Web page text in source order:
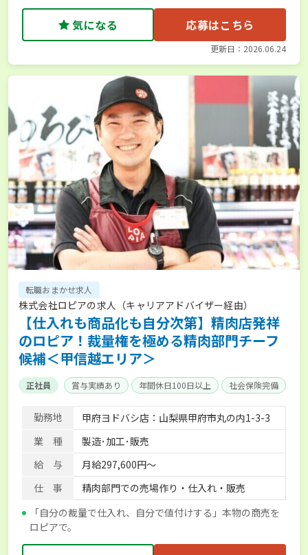
気になる 応募はこちら
更新日：2026.06.24
転職おまかせ求人
株式会社ロピアの求人（キャリアアドバイザー経由）
【仕入れも商品化も自分次第】精肉店発祥
のロピア！裁量権を極める精肉部門チーフ
候補＜甲信越エリア＞
正社員 賞与実績あり 年間休日100日以上 社会保険完備
勤務地
甲府ヨドバシ店：山梨県甲府市丸の内1-3-3
業 種
製造･加工･販売
給 与
月給297,600円～
仕 事
精肉部門での売場作り・仕入れ・販売
「自分の裁量で仕入れ、自分で値付けする」本物の商売を
ロピアで。